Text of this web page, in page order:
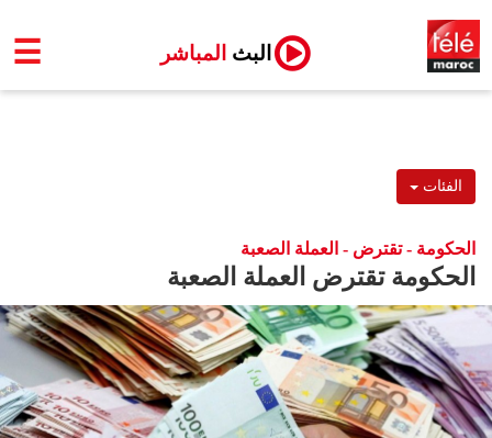
☰ البث المباشر
الفئات
الحكومة - تقترض - العملة الصعبة
الحكومة تقترض العملة الصعبة